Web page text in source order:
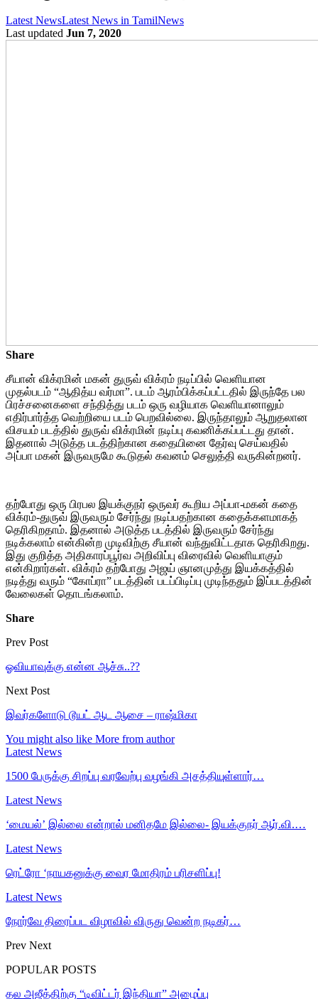
Latest NewsLatest News in TamilNews
Last updated Jun 7, 2020
Share
சீயான் விக்ரமின் மகன் துருவ் விக்ரம் நடிப்பில் வெளியான
முதல்படம் “ஆதித்ய வர்மா”. படம் ஆரம்பிக்கப்பட்டதில் இருந்தே பல
பிரச்சனைகளை சந்தித்து படம் ஒரு வழியாக வெளியானாலும்
எதிர்பார்த்த வெற்றியை படம் பெறவில்லை. இருந்தாலும் ஆறுதலான
விசயம் படத்தில் துருவ் விக்ரமின் நடிப்பு கவனிக்கப்பட்டது தான்.
இதனால் அடுத்த படத்திற்கான கதையினை தேர்வு செய்வதில்
அப்பா மகன் இருவருமே கூடுதல் கவனம் செலுத்தி வருகின்றனர்.
தற்போது ஒரு பிரபல இயக்குநர் ஒருவர் கூறிய அப்பா-மகன் கதை
விக்ரம்-துருவ் இருவரும் சேர்ந்து நடிப்பதற்கான கதைக்களமாகத்
தெரிகிறதாம். இதனால் அடுத்த படத்தில் இருவரும் சேர்ந்து
நடிக்கலாம் என்கின்ற முடிவிற்கு சீயான் வந்துவிட்டதாக தெரிகிறது.
இது குறித்த அதிகாரப்பூர்வ அறிவிப்பு விரைவில் வெளியாகும்
என்கிறார்கள். விக்ரம் தற்போது அஜய் ஞானமுத்து இயக்கத்தில்
நடித்து வரும் “கோப்ரா” படத்தின் படப்பிடிப்பு முடிந்ததும் இப்படத்தின்
வேலைகள் தொடங்கலாம்.
Share
Prev Post
ஓவியாவுக்கு என்ன ஆச்சு..??
Next Post
இவர்களோடு டூயட் ஆட ஆசை – ராஷ்மிகா
You might also like More from author
Latest News
1500 பேருக்கு சிறப்பு வரவேற்பு வழங்கி அசத்தியுள்ளார்…
Latest News
‘மையல்’ இல்லை என்றால் மனிதமே இல்லை- இயக்குநர் ஆர்.வி.…
Latest News
ரெட்ரோ ‘நாயகனுக்கு வைர மோதிரம் பரிசளிப்பு!
Latest News
நோர்வே திரைப்பட விழாவில் விருது வென்ற நடிகர்…
Prev Next
POPULAR POSTS
தல அஜீத்திற்கு “டிவிட்டர் இந்தியா” அழைப்பு